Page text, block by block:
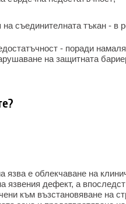
съединителната тъкан - в
- поради
на защитната
язва е облекчаване на
язвения дефект, а
към възстановяване на